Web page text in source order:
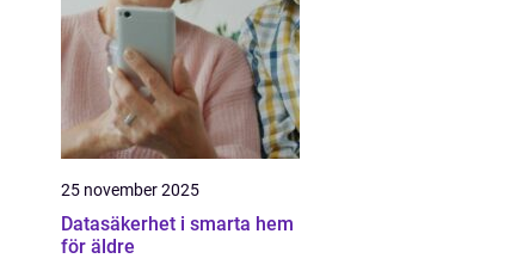
25 november 2025
Datasäkerhet i smarta hem
för äldre